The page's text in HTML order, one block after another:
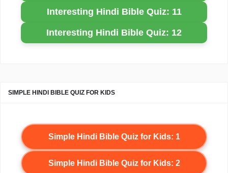
Interesting Hindi Bible Quiz: 11
Interesting Hindi Bible Quiz: 12
SIMPLE HINDI BIBLE QUIZ FOR KIDS
Simple Hindi Bible Quiz for Kids: 1
Simple Hindi Bible Quiz for Kids: 2